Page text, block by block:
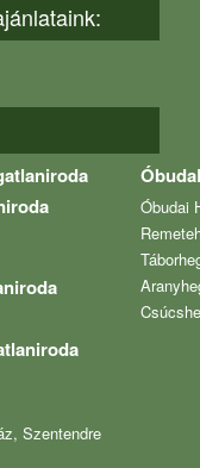
Óbudai
Szentendre